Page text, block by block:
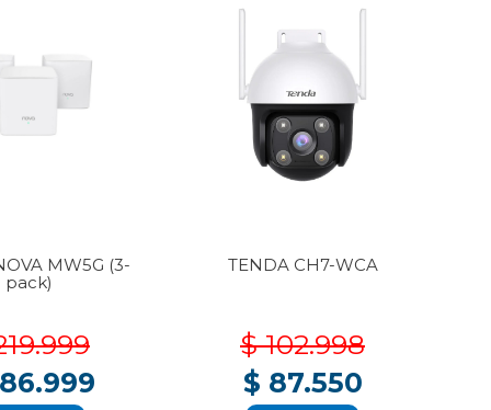
MW5G (3-
pack)
TENDA CH7-WCA
$ 102.998
$ 87.550